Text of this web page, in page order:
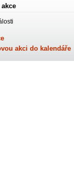
akci do kalendáře